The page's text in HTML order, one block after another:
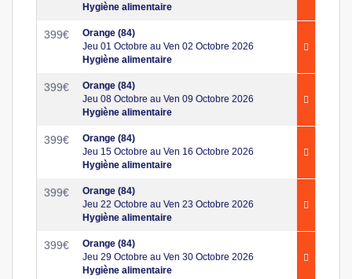
Hygiène alimentaire
399€
Orange (84)
Jeu 01 Octobre au Ven 02 Octobre 2026
Hygiène alimentaire
399€
Orange (84)
Jeu 08 Octobre au Ven 09 Octobre 2026
Hygiène alimentaire
399€
Orange (84)
Jeu 15 Octobre au Ven 16 Octobre 2026
Hygiène alimentaire
399€
Orange (84)
Jeu 22 Octobre au Ven 23 Octobre 2026
Hygiène alimentaire
399€
Orange (84)
Jeu 29 Octobre au Ven 30 Octobre 2026
Hygiène alimentaire